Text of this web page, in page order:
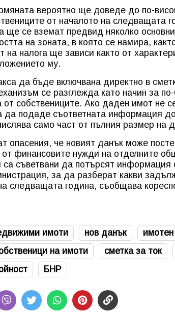
вероятно ще доведе до по-
от началото на следващата
ще се вземат предвид няколко
на зоната, в която се намира,
на налога ще зависи както от
му.
да бъде включвана директно в
се разглежда като начин за
от собствениците. Ако даден имот не
да подаде съответната информация
само част от пълния размер на
опасения, че новият данък може
от финансовите нужди на отделните
са съветвани да потърсят информация
за да разберат какви
следващата година, съобщава
имоти нов данък
на имоти сметка за ток
БНР